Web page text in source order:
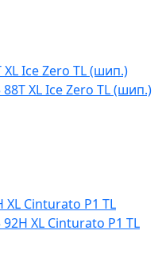
XL Ice Zero TL (шип.)
XL Cinturato P1 TL